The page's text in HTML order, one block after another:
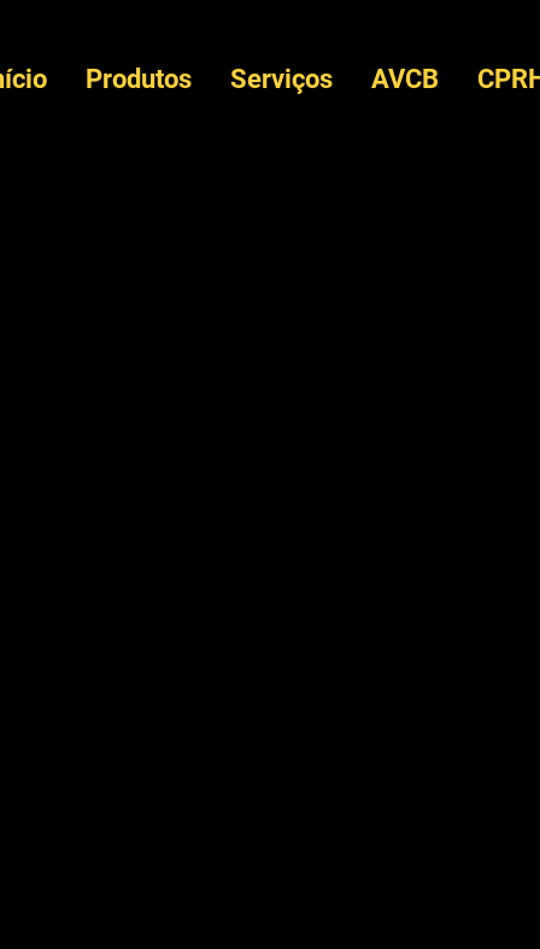
Produtos Serviços AVCB